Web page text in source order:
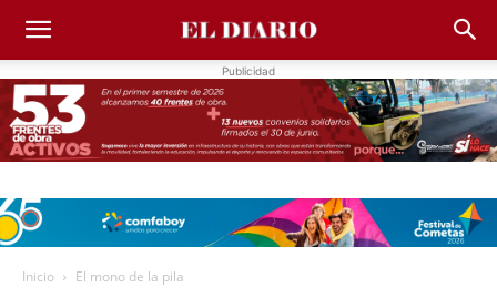
Publicidad
Inicio El mono de la pila